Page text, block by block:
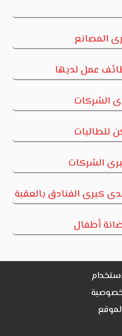
المصانع
عمل لديها
الشركات
الشركات
كبرى الفنادق بالعقبة
أطفال